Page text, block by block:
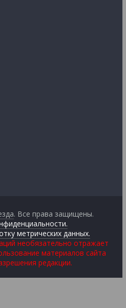
. Все права защищены.
метрических данных.
необязательно отражает
материалов сайта
редакции.